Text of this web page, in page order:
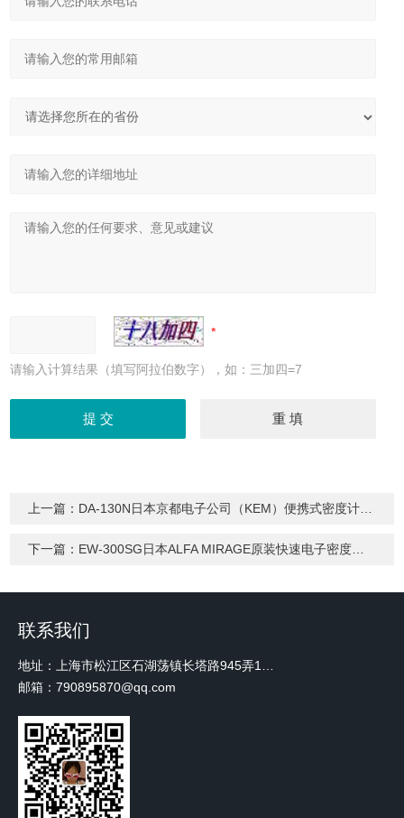
请输入计算结果（填写阿拉伯数字），如：三加四=7
上一篇： DA-130N日本京都电子公司（KEM）便携式密度计/比重计DA-130N
下一篇： EW-300SG日本ALFA MIRAGE原装快速电子密度计EW-300SG数显密度计价格
联系我们
邮箱：790895870@qq.com